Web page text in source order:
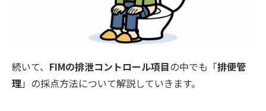
続いて、 FIMの排泄コントロール項目の中でも「排便管
理」の採点方法について解説していきます。